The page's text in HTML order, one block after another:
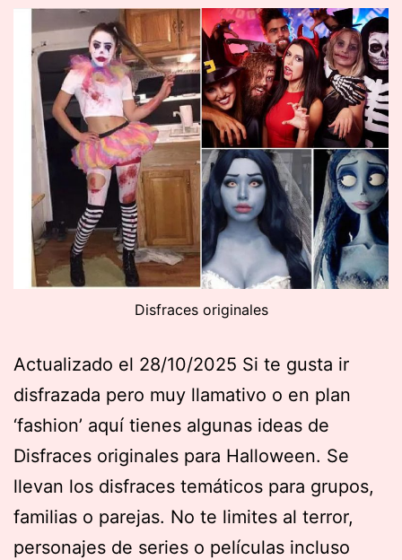
Disfraces originales
Actualizado el 28/10/2025 Si te gusta ir
disfrazada pero muy llamativo o en plan
‘fashion’ aquí tienes algunas ideas de
Disfraces originales para Halloween. Se
llevan los disfraces temáticos para grupos,
familias o parejas. No te limites al terror,
personajes de series o películas incluso